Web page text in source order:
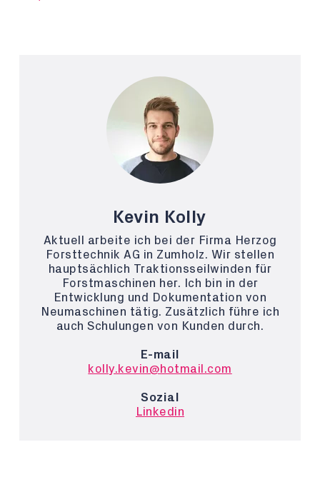
Kevin Kolly
Aktuell arbeite ich bei der Firma Herzog
Forsttechnik AG in Zumholz. Wir stellen
hauptsächlich Traktionsseilwinden für
Forstmaschinen her. Ich bin in der
Entwicklung und Dokumentation von
Neumaschinen tätig. Zusätzlich führe ich
auch Schulungen von Kunden durch.
E-mail
kolly.kevin@hotmail.com
Sozial
Linkedin